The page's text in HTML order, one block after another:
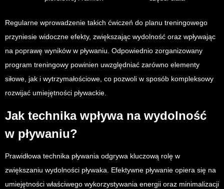
Regularne wprowadzenie takich ćwiczeń do planu treningowego
przyniesie widoczne efekty, zwiększając wydolność oraz wpływając
na poprawę wyników w pływaniu. Odpowiednio zorganizowany
program treningowy powinien uwzględniać zarówno elementy
siłowe, jak i wytrzymałościowe, co pozwoli w sposób kompleksowy
rozwijać umiejętności pływackie.
Jak technika wpływa na wydolność
w pływaniu?
Prawidłowa technika pływania odgrywa kluczową rolę w
zwiększaniu wydolności pływaka. Efektywne pływanie opiera się na
umiejętności właściwego wykorzystywania energii oraz minimalizacji